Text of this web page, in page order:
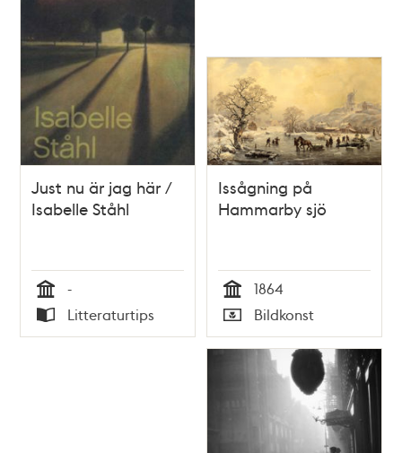
Just nu är jag här /
Isabelle Ståhl
Tid
-
Typ
Litteraturtips
Issågning på
Hammarby sjö
Tid
1864
Typ
Bildkonst